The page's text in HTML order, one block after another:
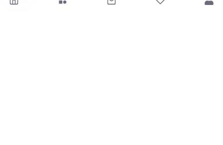
Nariadenia GDPR. Svoj súhlas môžem kedykoľvek